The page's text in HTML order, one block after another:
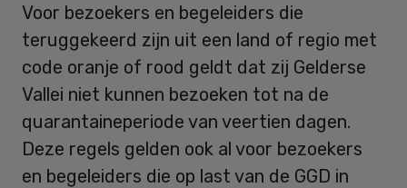
Voor bezoekers en begeleiders die
teruggekeerd zijn uit een land of regio met
code oranje of rood geldt dat zij Gelderse
Vallei niet kunnen bezoeken tot na de
quarantaineperiode van veertien dagen.
Deze regels gelden ook al voor bezoekers
en begeleiders die op last van de GGD in